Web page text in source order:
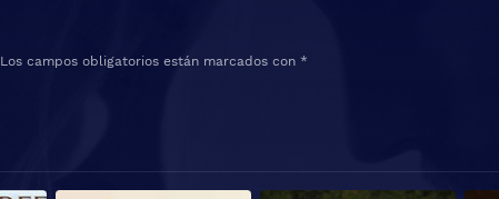
Los campos obligatorios están marcados con *